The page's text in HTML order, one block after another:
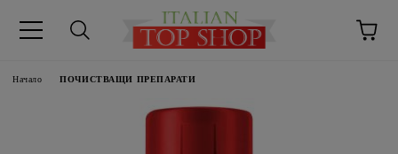
Начало ПОЧИСТВАЩИ ПРЕПАРАТИ